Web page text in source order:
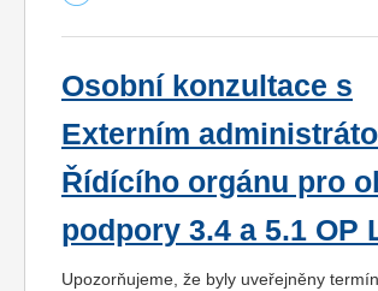
Osobní konzultace s
Externím
Řídícího orgánu pro
podpory 3.4 a 5.1 OP
Upozorňujeme, že byly uveřejněny